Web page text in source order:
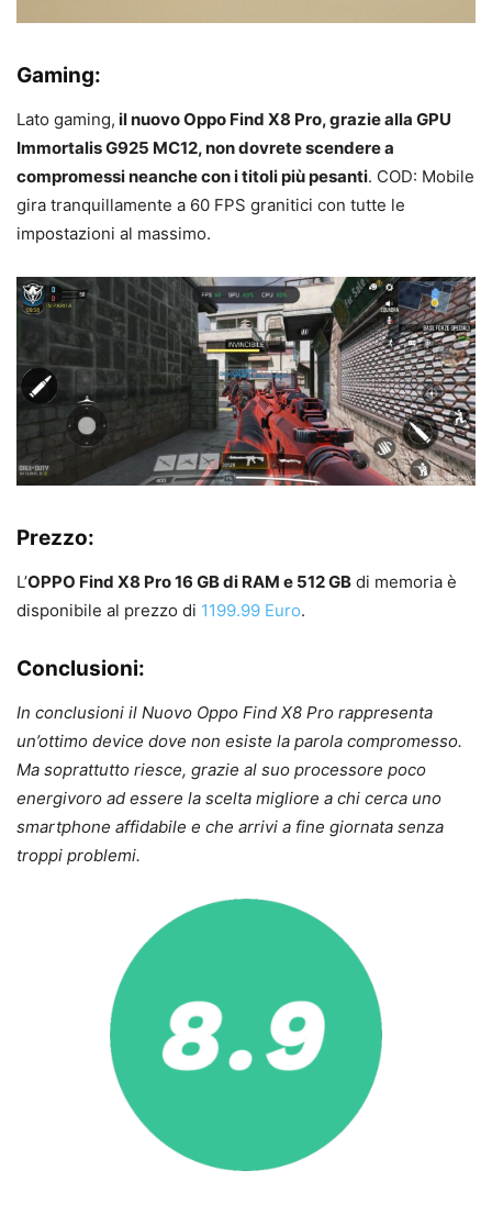
Gaming:
Lato gaming, il nuovo Oppo Find X8 Pro, grazie alla GPU
Immortalis G925 MC12, non dovrete scendere a
compromessi neanche con i titoli più pesanti. COD: Mobile
gira tranquillamente a 60 FPS granitici con tutte le
impostazioni al massimo.
Prezzo:
L’OPPO Find X8 Pro 16 GB di RAM e 512 GB di memoria è
disponibile al prezzo di 1199.99 Euro.
Conclusioni:
In conclusioni il Nuovo Oppo Find X8 Pro rappresenta
un’ottimo device dove non esiste la parola compromesso.
Ma soprattutto riesce, grazie al suo processore poco
energivoro ad essere la scelta migliore a chi cerca uno
smartphone affidabile e che arrivi a fine giornata senza
troppi problemi.